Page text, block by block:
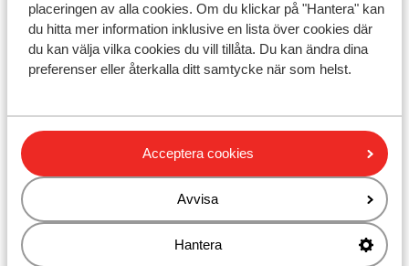
placeringen av alla cookies. Om du klickar på "Hantera" kan
du hitta mer information inklusive en lista över cookies där
du kan välja vilka cookies du vill tillåta. Du kan ändra dina
preferenser eller återkalla ditt samtycke när som helst.
Acceptera cookies
Avvisa
Hantera
eftertraktade resmål:
Mallorca: Njut av gyllene stränder och kristallklart
vatten.
Kreta: Utforska charmiga byar och enastående
natur.
Kanarieöarna: Perfekt för solälskare året runt.
Hos Sunweb får du inte bara billiga resor – vi stöttar dig
genom hela bokningsprocessen och säkerställer att din
semester blir både enkel att planera och minnesvärd.